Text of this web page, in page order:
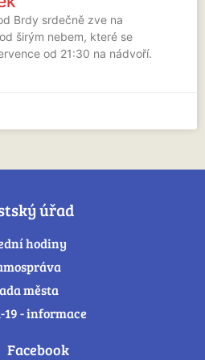
Brdy srdečně zve na
širým nebem, které se
od 21:30 na nádvoří.
úřad
hodiny
města
19 - informace
Facebook